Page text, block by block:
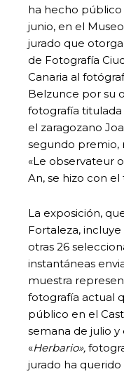
ha hecho público
junio, en el
jurado que otorga
de Fotografía
Canaria al
Belzunce por su
fotografía
el zaragozano
segundo premio,
«Le observateur
An, se hizo con
La exposición,
Fortaleza,
otras 26
instantáneas
muestra
fotografía actual
público en el
semana de julio
«Herbario»,
jurado ha